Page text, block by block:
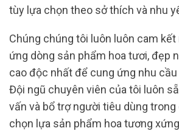
tùy lựa chọn theo sở thích và nhu
Chúng chúng tôi luôn luôn cam
ứng dòng sản phẩm hoa tươi, đẹp
cao độc nhất để cung ứng nhu cầu
Đội ngũ chuyên viên của tôi luôn
vấn và bổ trợ người tiêu dùng
chọn lựa sản phẩm hoa tương